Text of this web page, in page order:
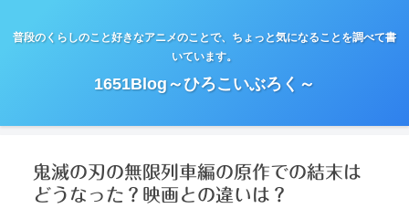
普段のくらしのこと好きなアニメのことで、ちょっと気になることを調べて書
いています。
1651Blog～ひろこいぶろく～
鬼滅の刃の無限列車編の原作での結末は
どうなった？映画との違いは？